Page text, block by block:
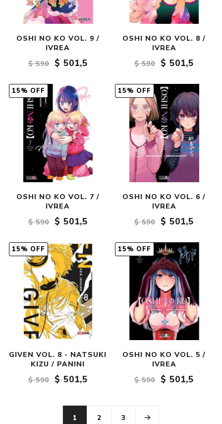
OSHI NO KO VOL. 9 /
IVREA
$ 590
$ 501,5
OSHI NO KO VOL. 8 /
IVREA
$ 590
$ 501,5
15% OFF
OSHI NO KO VOL. 7 /
IVREA
$ 590
$ 501,5
15% OFF
OSHI NO KO VOL. 6 /
IVREA
$ 590
$ 501,5
15% OFF
GIVEN VOL. 8 - NATSUKI
KIZU / PANINI
$ 590
$ 501,5
15% OFF
OSHI NO KO VOL. 5 /
IVREA
$ 590
$ 501,5
1 2 3